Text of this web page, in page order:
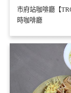
市府站咖啡廳【
時咖啡廳